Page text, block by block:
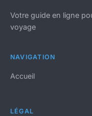
Votre guide en ligne
voyage
NAVIGATION
Accueil
LÉGAL